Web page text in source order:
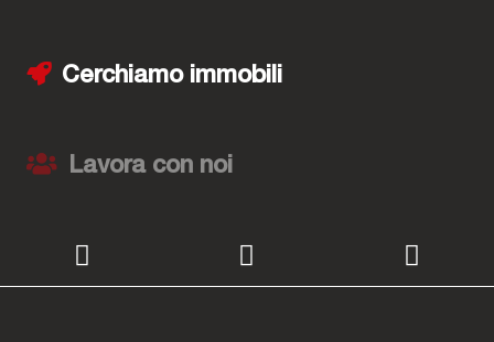
Cerchiamo immobili
Lavora con noi